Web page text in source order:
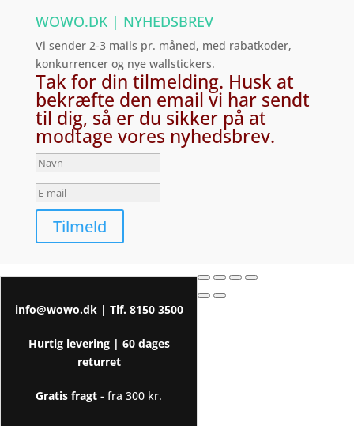
WOWO.DK | NYHEDSBREV
Vi sender 2-3 mails pr. måned, med rabatkoder,
konkurrencer og nye wallstickers.
Tak for din tilmelding. Husk at
bekræfte den email vi har sendt
til dig, så er du sikker på at
modtage vores nyhedsbrev.
Tilmeld
info@wowo.dk| Tlf. 8150 3500
Hurtig levering | 60 dages
returret
Gratis fragt - fra 300 kr.